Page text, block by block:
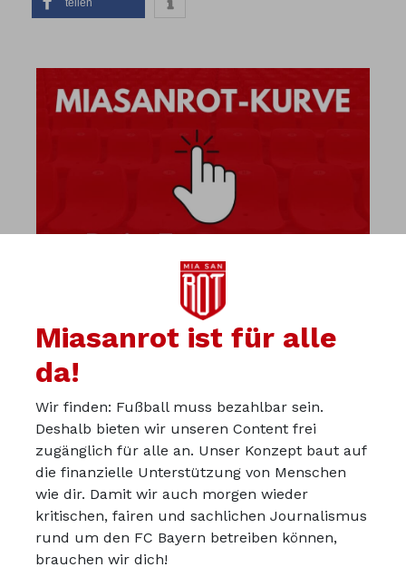
teilen
Diskutiere mit uns in der
Miasanrot-Kurve
kurve.miasanrot.de
Werbepartner werden
Miasanrot ist für alle
da!
Wir finden: Fußball muss bezahlbar sein.
Deshalb bieten wir unseren Content frei
zugänglich für alle an. Unser Konzept baut auf
die finanzielle Unterstützung von Menschen
wie dir. Damit wir auch morgen wieder
kritischen, fairen und sachlichen Journalismus
rund um den FC Bayern betreiben können,
brauchen wir dich!